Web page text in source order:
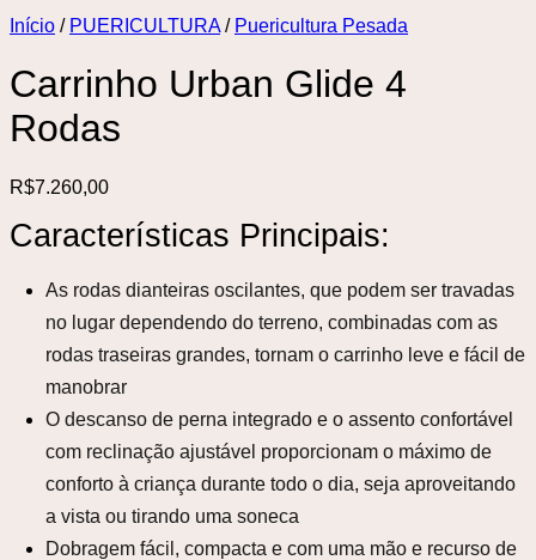
Início / PUERICULTURA / Puericultura Pesada
Carrinho Urban Glide 4
Rodas
R$7.260,00
Características Principais:
As rodas dianteiras oscilantes, que podem ser travadas
no lugar dependendo do terreno, combinadas com as
rodas traseiras grandes, tornam o carrinho leve e fácil de
manobrar
O descanso de perna integrado e o assento confortável
com reclinação ajustável proporcionam o máximo de
conforto à criança durante todo o dia, seja aproveitando
a vista ou tirando uma soneca
Dobragem fácil, compacta e com uma mão e recurso de